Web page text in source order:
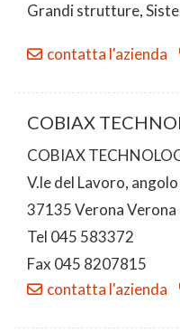
Grandi strutture,
contatta l'azienda
COBIAX
COBIAX
V.le del Lavoro,
37135 Verona Verona
Tel 045 583372
Fax 045 8207815
contatta l'azienda